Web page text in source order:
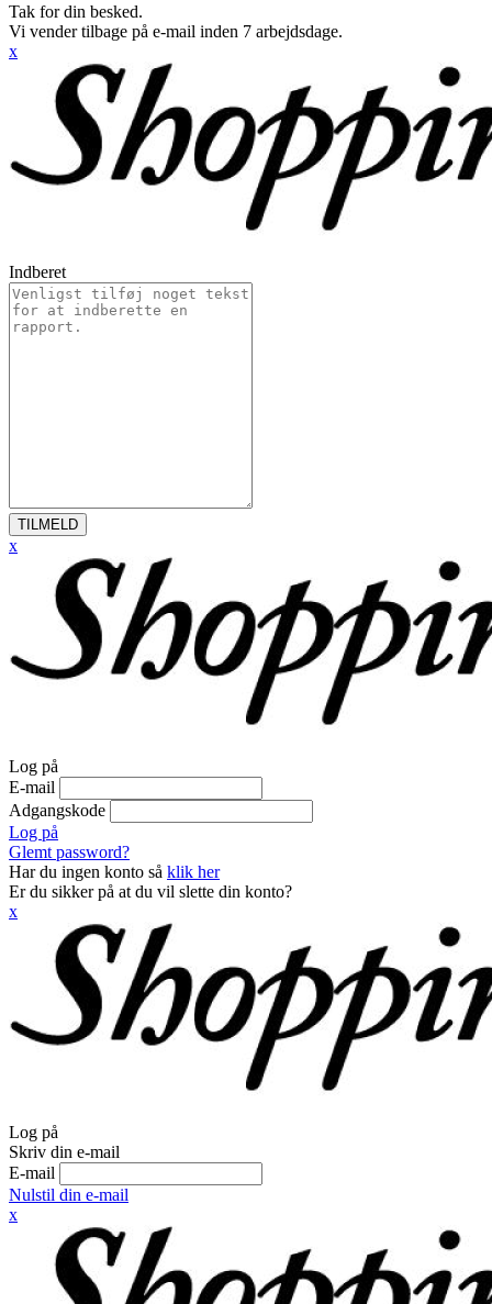
Tak for din besked.
Vi vender tilbage på e-mail inden 7 arbejdsdage.
x
Indberet
TILMELD
x
Log på
E-mail
Adgangskode
Log på
Glemt password?
Har du ingen konto så klik her
Er du sikker på at du vil slette din konto?
x
Log på
Skriv din e-mail
E-mail
Nulstil din e-mail
x